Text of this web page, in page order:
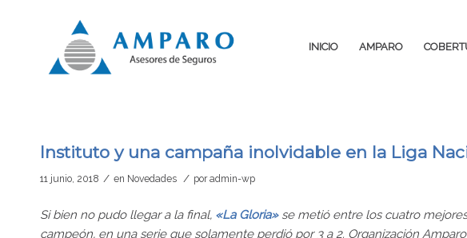
INICIO AMPARO
Instituto y una campaña inolvidable en la Liga
11 junio, 2018 / en Novedades / poradmin-wp
Si bien no pudo llegar a la final, «La Gloria»se metió entre los cuatro
campeón, en una serie que solamente perdió por 3 a 2. Organización